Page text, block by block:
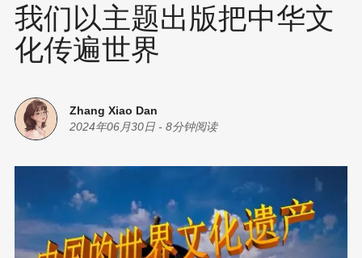
我们以主题出版把中华文
化传遍世界
Zhang Xiao Dan
2024年06月30日 - 8分钟阅读